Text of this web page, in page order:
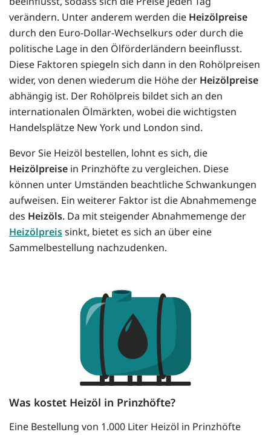
verändern. Unter anderem werden die Heizölpreise
durch den Euro-Dollar-Wechselkurs oder durch die
politische Lage in den Ölförderländern beeinflusst.
Diese Faktoren spiegeln sich dann in den Rohölpreisen
wider, von denen wiederum die Höhe der Heizölpreise
abhängig ist. Der Rohölpreis bildet sich an den
internationalen Ölmärkten, wobei die wichtigsten
Handelsplätze New York und London sind.
Bevor Sie Heizöl bestellen, lohnt es sich, die
Heizölpreise in Prinzhöfte zu vergleichen. Diese
können unter Umständen beachtliche Schwankungen
aufweisen. Ein weiterer Faktor ist die Abnahmemenge
des Heizöls. Da mit steigender Abnahmemenge der
Heizölpreissinkt, bietet es sich an über eine
Sammelbestellung nachzudenken.
Was kostet Heizöl in Prinzhöfte?
Eine Bestellung von 1.000 Liter Heizöl in Prinzhöfte